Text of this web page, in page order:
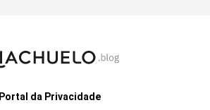
Portal da Privacidade